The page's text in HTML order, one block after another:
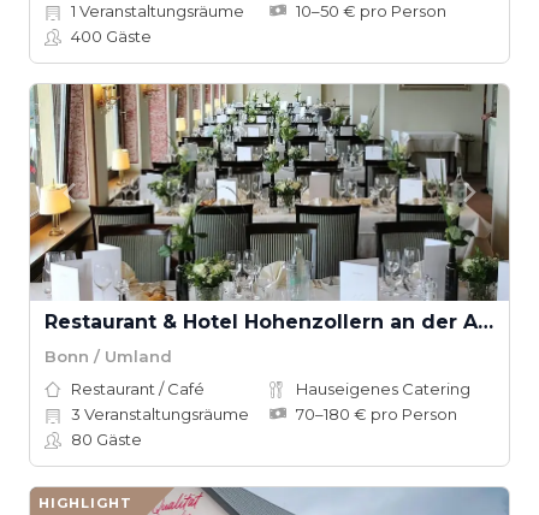
1 Veranstaltungsräume
10–50 € pro Person
400 Gäste
Restaurant & Hotel Hohenzollern an der Ahr
Bonn / Umland
Restaurant / Café
Hauseigenes Catering
3 Veranstaltungsräume
70–180 € pro Person
80 Gäste
HIGHLIGHT